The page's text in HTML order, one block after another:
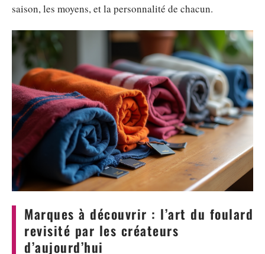
saison, les moyens, et la personnalité de chacun.
Marques à découvrir : l’art du foulard
revisité par les créateurs
d’aujourd’hui